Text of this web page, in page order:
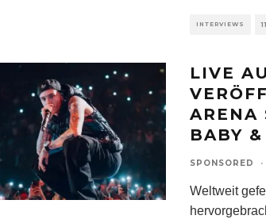
INTERVIEWS
LIVE
ARENA
BABY &
SPONSORED ·
Weltweit